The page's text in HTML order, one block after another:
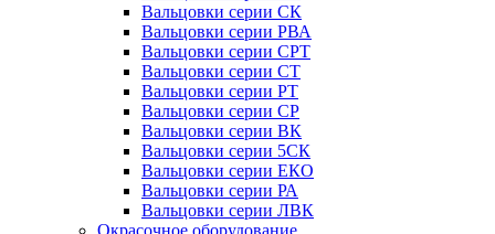
Вальцовки серии СК
Вальцовки серии РВА
Вальцовки серии СРТ
Вальцовки серии СТ
Вальцовки серии РТ
Вальцовки серии СР
Вальцовки серии ВК
Вальцовки серии 5СК
Вальцовки серии ЕКО
Вальцовки серии РА
Вальцовки серии ЛВК
Окрасочное оборудование